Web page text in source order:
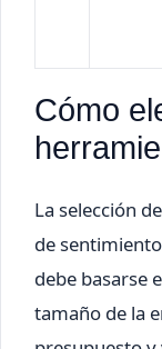
Cómo
La selección
de
debe basarse
tamaño de la